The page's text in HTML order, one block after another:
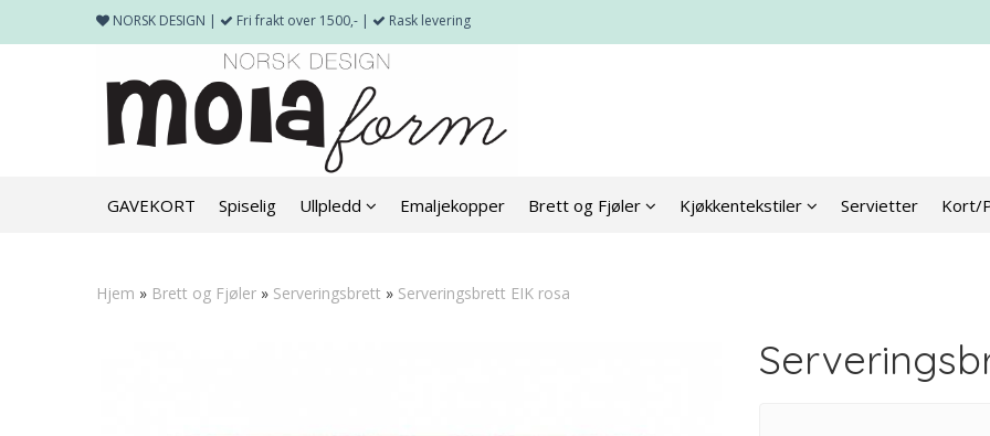
NORSK DESIGN | Fri frakt over 1500,- | Rask levering
GAVEKORT Spiselig Ullpledd Emaljekopper Brett og Fjøler Kjøkkentekstiler Servietter Kort/
Hjem » Brett og Fjøler » Serveringsbrett » Serveringsbrett EIK rosa